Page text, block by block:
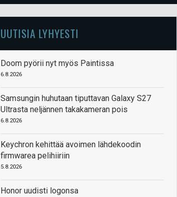
UUTISIA LYHYESTI
Doom pyörii nyt myös Paintissa
6.8.2026
Samsungin huhutaan tiputtavan Galaxy S27
Ultrasta neljännen takakameran pois
6.8.2026
Keychron kehittää avoimen lähdekoodin
firmwarea pelihiiriin
5.8.2026
Honor uudisti logonsa